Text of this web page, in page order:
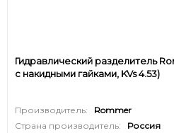
Гидравлический разделитель
с накидными гайками, KVs 4.53)
Производитель:
Rommer
Страна производитель:
Россия